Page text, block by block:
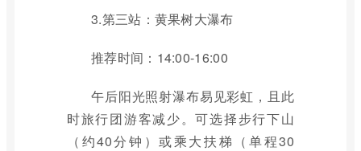
3.第三站：黄果树大瀑布
推荐时间：14:00-16:00
午后阳光照射瀑布易见彩虹，且此
时旅行团游客减少。可选择步行下山
（约40分钟）或乘大扶梯（单程30